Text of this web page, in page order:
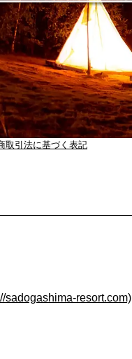
取引法に基づく表記
sadogashima-resort.com)